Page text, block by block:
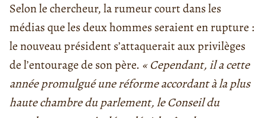
Selon le chercheur, la rumeur court dans les
médias que les deux hommes seraient en rupture :
le nouveau président s’attaquerait aux privilèges
de l’entourage de son père. « Cependant, il a cette
année promulgué une réforme accordant à la plus
haute chambre du parlement, le Conseil du